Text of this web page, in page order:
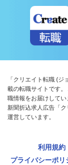
「クリエイト転職 (
載の転職サイトです
職情報をお届けしてい
新聞折込求人広告「
運営しています。
利用規約
プライバシーポリ